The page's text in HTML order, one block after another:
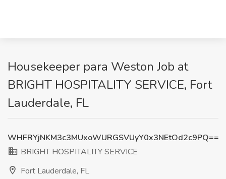
Housekeeper para Weston Job at
BRIGHT HOSPITALITY SERVICE, Fort
Lauderdale, FL
WHFRYjNKM3c3MUxoWURGSVUyY0x3NEtOd2c9PQ==
BRIGHT HOSPITALITY SERVICE
Fort Lauderdale, FL